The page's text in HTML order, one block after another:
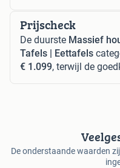
Prijscheck
De duurste Massief
Tafels | Eettafels
€ 1.099, terwijl de
De onderstaande waarden